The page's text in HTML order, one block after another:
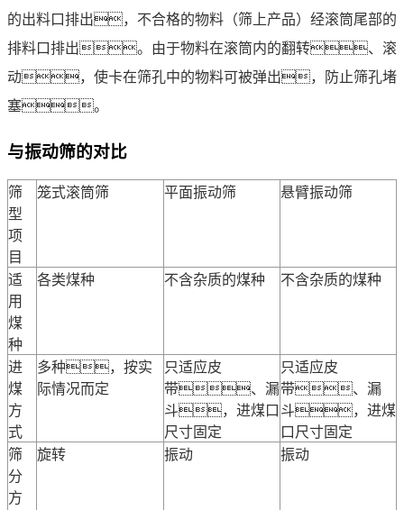
的出料口排出，不合格的物料（筛上产品）经滚筒尾部的
排料口排出。由于物料在滚筒内的翻转、滚
动，使卡在筛孔中的物料可被弹出，防止筛孔堵
塞。
与振动筛的对比
筛
型
项
目
笼式滚筒筛 平面振动筛 悬臂振动筛
适
用
煤
种
各类煤种 不含杂质的煤种 不含杂质的煤种
进
煤
方
式
多种，按实
际情况而定
只适应皮
带、漏
斗，进煤口
尺寸固定
只适应皮
带、漏
斗，进煤
口尺寸固定
筛
分
方
旋转 振动 振动